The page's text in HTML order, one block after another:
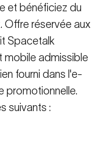
et bénéficiez du
Offre réservée aux
Spacetalk
mobile admissible
fourni dans l'e-
promotionnelle.
suivants :